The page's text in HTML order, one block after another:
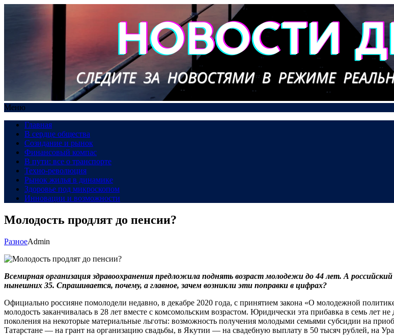
Меню
Главная
В сердце общества
Созидание и рынок
Финансовый компас
В пути: все о транспорте
Техно-революция
Рынок жилья в динамике
Здоровье под микроскопом
Инновации и возможности
Молодость продлят до пенсии?
РазноеAdmin
Всемирная организация здравоохранения предложила поднять возраст молодежи до 44 лет. А
нынешних 35. Спрашивается, почему, а главное, зачем возникли эти поправки в цифрах?
Официально россияне помолодели недавно, в декабре 2020 года, с принятием закона «О молодежной
молодость заканчивалась в 28 лет вместе с комсомольским возрастом. Юридически эта прибавка в семь лет
поколения на некоторые материальные льготы: возможность получения молодыми семьями субсидии на
Татарстане — на грант на организацию свадьбы, в Якутии — на свадебную выплату в 50 тысяч рублей, на